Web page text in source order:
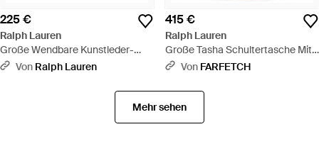
225 €
Ralph Lauren
Große Wendbare Kunstleder-
Tragetasche - Braun
Von Ralph Lauren
415 €
Ralph Lauren
Große Tasha Schultertasche Mit
Ziernaht - Braun
Von FARFETCH
Mehr sehen